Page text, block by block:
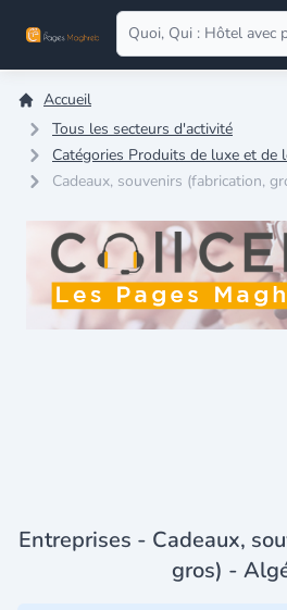
Accueil
Tous les secteurs d'activité
Catégories Produits de luxe et de
Cadeaux, souvenirs (fabrication,
Entreprises - Cadeaux,
gros) -